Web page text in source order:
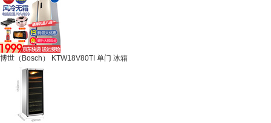
博世（Bosch） KTW18V80TI 单门 冰箱